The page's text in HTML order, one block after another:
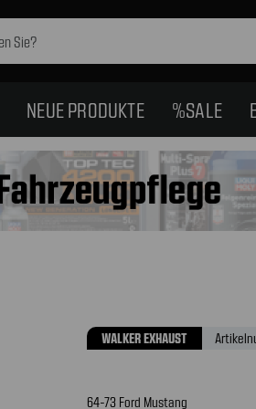
NEUE PRODUKTE %SALE
WALKER EXHAUST
64-73 Ford Mustang